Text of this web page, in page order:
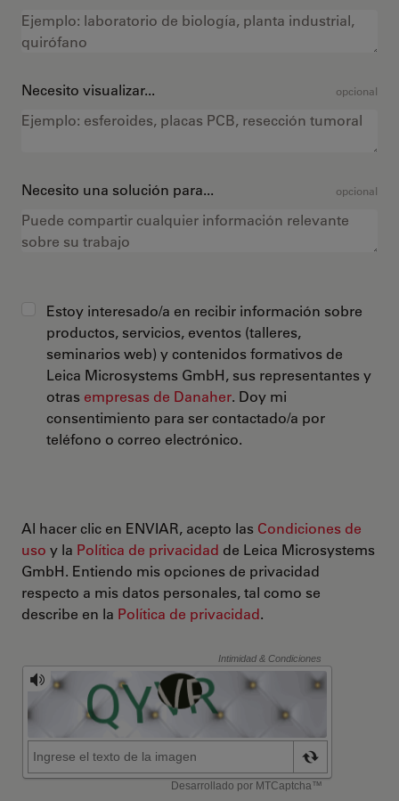
Necesito visualizar... opcional
Necesito una solución para... opcional
Estoy interesado/a en recibir información sobre
productos, servicios, eventos (talleres,
seminarios web) y contenidos formativos de
Leica Microsystems GmbH, sus representantes y
otras empresas de Danaher. Doy mi
consentimiento para ser contactado/a por
teléfono o correo electrónico.
Al hacer clic en ENVIAR, acepto las Condiciones de
uso y la Política de privacidad de Leica Microsystems
GmbH. Entiendo mis opciones de privacidad
respecto a mis datos personales, tal como se
describe en la Política de privacidad.